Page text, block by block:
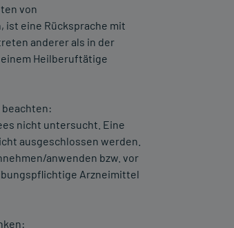
von
ist eine Rücksprache mit
anderer als in der
Heilberuftätige
beachten:
nicht untersucht. Eine
ausgeschlossen werden.
anwenden bzw. vor
Arzneimittel